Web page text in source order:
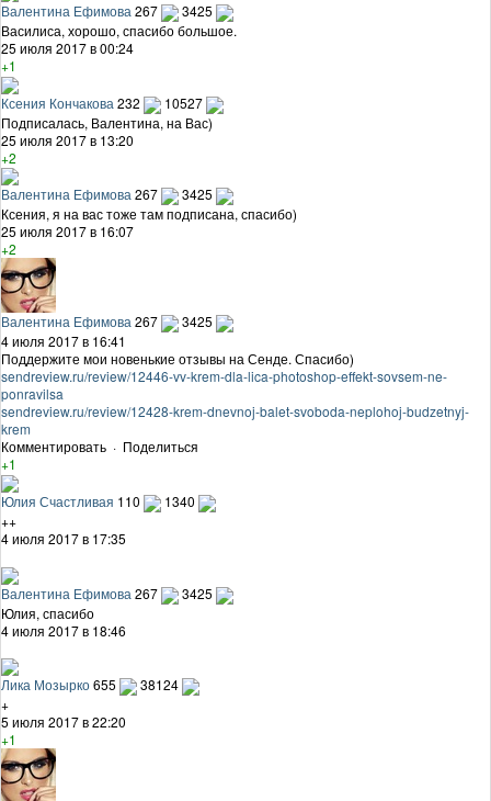
Валентина Ефимова 267
3425
Василиса, хорошо, спасибо большое.
25 июля 2017 в 00:24
+1
Ксения Кончакова 232
10527
Подписалась, Валентина, на Вас)
25 июля 2017 в 13:20
+2
Валентина Ефимова267
3425
Ксения, я на вас тоже там подписана, спасибо)
25 июля 2017 в 16:07
+2
Валентина Ефимова 267
3425
4 июля 2017 в 16:41
Поддержите мои новенькие отзывы на Сенде. Спасибо)
sendreview.ru/review/12446-vv-krem-dla-lica-photoshop-effekt-sovsem-ne-
ponravilsa
sendreview.ru/review/12428-krem-dnevnoj-balet-svoboda-neplohoj-budzetnyj-
krem
Комментировать · Поделиться
+1
Юлия Счастливая 110
1340
++
4 июля 2017 в 17:35
Валентина Ефимова 267
3425
Юлия, спасибо
4 июля 2017 в 18:46
Лика Мозырко655
38124
+
5 июля 2017 в 22:20
+1